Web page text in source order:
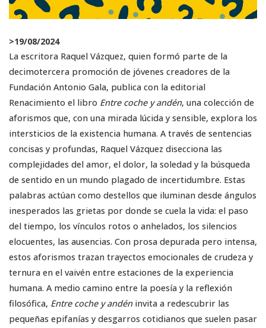
>19/08/2024
La escritora Raquel Vázquez, quien formó parte de la
decimotercera promoción de jóvenes creadores de la
Fundación Antonio Gala, publica con la editorial
Renacimiento el libro Entre coche y andén, una colección de
aforismos que, con una mirada lúcida y sensible, explora los
intersticios de la existencia humana. A través de sentencias
concisas y profundas, Raquel Vázquez disecciona las
complejidades del amor, el dolor, la soledad y la búsqueda
de sentido en un mundo plagado de incertidumbre. Estas
palabras actúan como destellos que iluminan desde ángulos
inesperados las grietas por donde se cuela la vida: el paso
del tiempo, los vínculos rotos o anhelados, los silencios
elocuentes, las ausencias. Con prosa depurada pero intensa,
estos aforismos trazan trayectos emocionales de crudeza y
ternura en el vaivén entre estaciones de la experiencia
humana. A medio camino entre la poesía y la reflexión
filosófica, Entre coche y andéninvita a redescubrir las
pequeñas epifanías y desgarros cotidianos que suelen pasar